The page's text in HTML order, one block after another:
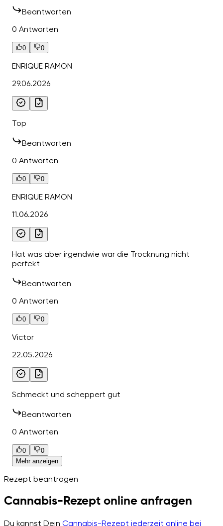
Beantworten
0 Antworten
0 0
ENRIQUE RAMON
29.06.2026
Top
Beantworten
0 Antworten
0 0
ENRIQUE RAMON
11.06.2026
Hat was aber irgendwie war die Trocknung nicht
perfekt
Beantworten
0 Antworten
0 0
Victor
22.05.2026
Schmeckt und scheppert gut
Beantworten
0 Antworten
0
0
Mehr anzeigen
Rezept beantragen
Cannabis-Rezept online anfragen
Du kannst Dein Cannabis-Rezept jederzeit online bei